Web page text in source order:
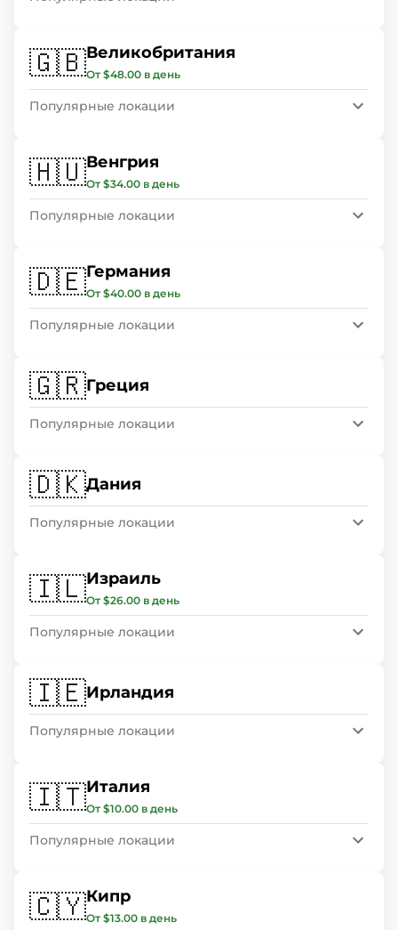
🇬🇧Великобритания
От $48.00 в день
Популярные локации
🇭🇺Венгрия
От $34.00 в день
Популярные локации
🇩🇪Германия
От $40.00 в день
Популярные локации
🇬🇷Греция
Популярные локации
🇩🇰Дания
Популярные локации
🇮🇱Израиль
От $26.00 в день
Популярные локации
🇮🇪Ирландия
Популярные локации
🇮🇹Италия
От $10.00 в день
Популярные локации
🇨🇾Кипр
От $13.00 в день